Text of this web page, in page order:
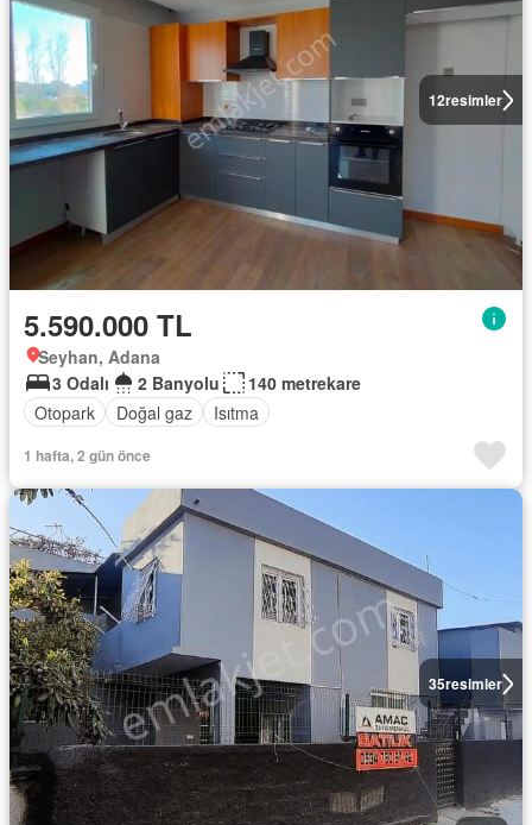
12resimler
5.590.000 TL
Seyhan, Adana
3 Odalı
2 Banyolu
140 metrekare
Otopark
Doğal gaz Isıtma
1 hafta, 2 gün önce
35resimler